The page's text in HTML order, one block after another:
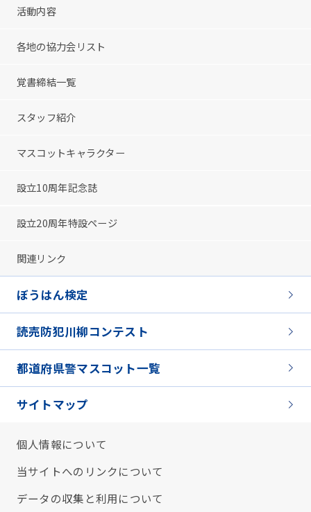
活動内容
各地の協力会リスト
覚書締結一覧
スタッフ紹介
マスコットキャラクター
設立10周年記念誌
設立20周年特設ページ
関連リンク
ぼうはん検定
読売防犯川柳コンテスト
都道府県警マスコット一覧
サイトマップ
個人情報について
当サイトへのリンクについて
データの収集と利用について